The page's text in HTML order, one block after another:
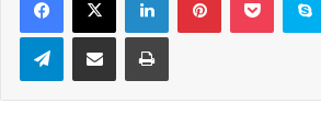
TelegramPartager par e-mail Imprimer